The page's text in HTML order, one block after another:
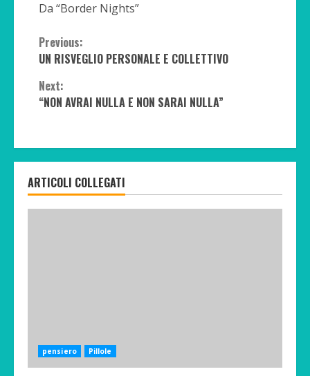
Da “Border Nights”
Continue
Reading
Previous:
UN RISVEGLIO PERSONALE E COLLETTIVO
Next:
“NON AVRAI NULLA E NON SARAI NULLA”
ARTICOLI COLLEGATI
pensiero Pillole